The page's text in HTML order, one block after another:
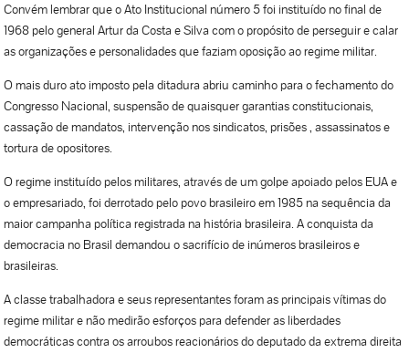
Convém lembrar que o Ato Institucional número 5 foi instituído no final de
1968 pelo general Artur da Costa e Silva com o propósito de perseguir e calar
as organizações e personalidades que faziam oposição ao regime militar.
O mais duro ato imposto pela ditadura abriu caminho para o fechamento do
Congresso Nacional, suspensão de quaisquer garantias constitucionais,
cassação de mandatos, intervenção nos sindicatos, prisões , assassinatos e
tortura de opositores.
O regime instituído pelos militares, através de um golpe apoiado pelos EUA e
o empresariado, foi derrotado pelo povo brasileiro em 1985 na sequência da
maior campanha política registrada na história brasileira. A conquista da
democracia no Brasil demandou o sacrifício de inúmeros brasileiros e
brasileiras.
A classe trabalhadora e seus representantes foram as principais vítimas do
regime militar e não medirão esforços para defender as liberdades
democráticas contra os arroubos reacionários do deputado da extrema direita